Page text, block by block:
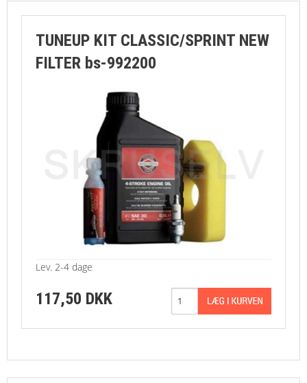
TUNEUP KIT CLASSIC/SPRINT NEW
FILTER bs-992200
Lev. 2-4 dage
117,50 DKK